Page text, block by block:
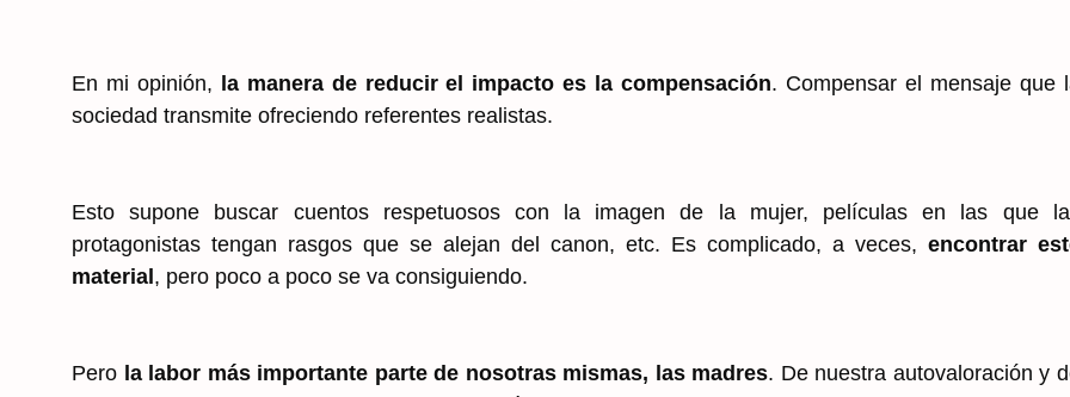
En mi opinión, la manera de reducir el impacto es la compensación. Compensar el mensaje que
sociedad transmite ofreciendo referentes realistas.
Esto supone buscar cuentos respetuosos con la imagen de la mujer, películas en las que
protagonistas tengan rasgos que se alejan del canon, etc. Es complicado, a veces, encontrar
material, pero poco a poco se va consiguiendo.
Pero la labor más importante parte de nosotras mismas, las madres. De nuestra autovaloración y